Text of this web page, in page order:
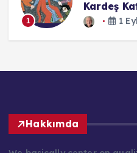
1
Kardeş
1
Hakkımda